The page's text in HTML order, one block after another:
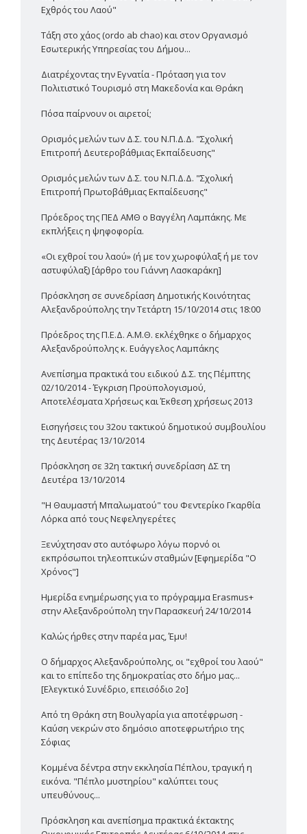
Εχθρός του Λαού"
Τάξη στο χάος (ordo ab chao) και στον Οργανισμό
Εσωτερικής Υπηρεσίας του Δήμου...
Διατρέχοντας την Εγνατία - Πρόταση για τον
Πολιτιστικό Τουρισμό στη Μακεδονία και Θράκη
Πόσα παίρνουν οι αιρετοί;
Ορισμός μελών των Δ.Σ. του Ν.Π.Δ.Δ. "Σχολική
Επιτροπή Δευτεροβάθμιας Εκπαίδευσης"
Ορισμός μελών των Δ.Σ. του Ν.Π.Δ.Δ. "Σχολική
Επιτροπή Πρωτοβάθμιας Εκπαίδευσης"
Πρόεδρος της ΠΕΔ ΑΜΘ ο Βαγγέλη Λαμπάκης. Με
εκπλήξεις η ψηφοφορία.
«Οι εχθροί του λαού» (ή με τον χωροφύλαξ ή με τον
αστυφύλαξ) [άρθρο του Γιάννη Λασκαράκη]
Πρόσκληση σε συνεδρίαση Δημοτικής Κοινότητας
Αλεξανδρούπολης την Τετάρτη 15/10/2014 στις 18:00
Πρόεδρος της Π.Ε.Δ. Α.Μ.Θ. εκλέχθηκε ο δήμαρχος
Αλεξανδρούπολης κ. Ευάγγελος Λαμπάκης
Ανεπίσημα πρακτικά του ειδικού Δ.Σ. της Πέμπτης
02/10/2014 - Έγκριση Προϋπολογισμού,
Αποτελέσματα Χρήσεως και Έκθεση χρήσεως 2013
Εισηγήσεις του 32ου τακτικού δημοτικού συμβουλίου
της Δευτέρας 13/10/2014
Πρόσκληση σε 32η τακτική συνεδρίαση ΔΣ τη
Δευτέρα 13/10/2014
"Η Θαυμαστή Μπαλωματού" του Φεντερίκο Γκαρθία
Λόρκα από τους Νεφεληγερέτες
Ξενύχτησαν στο αυτόφωρο λόγω πορνό οι
εκπρόσωποι τηλεοπτικών σταθμών [Εφημερίδα "Ο
Χρόνος"]
Ημερίδα ενημέρωσης για το πρόγραμμα Erasmus+
στην Αλεξανδρούπολη την Παρασκευή 24/10/2014
Καλώς ήρθες στην παρέα μας, Έμυ!
Ο δήμαρχος Αλεξανδρούπολης, οι "εχθροί του λαού"
και το επίπεδο της δημοκρατίας στο δήμο μας...
[Ελεγκτικό Συνέδριο, επεισόδιο 2ο]
Από τη Θράκη στη Βουλγαρία για αποτέφρωση -
Καύση νεκρών στο δημόσιο αποτεφρωτήριο της
Σόφιας
Κομμένα δέντρα στην εκκλησία Πέπλου, τραγική η
εικόνα. "Πέπλο μυστηρίου" καλύπτει τους
υπευθύνους...
Πρόσκληση και ανεπίσημα πρακτικά έκτακτης